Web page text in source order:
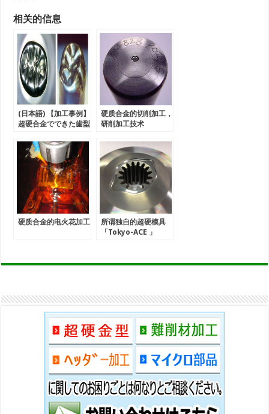
相关的信息
(日本語) 【加工事例】
超硬合金でできた歯型
硬质合金的切削加工，
研削加工技术
硬质合金的电火花加工
所谓独自的超硬模具
「Tokyo-ACE 」